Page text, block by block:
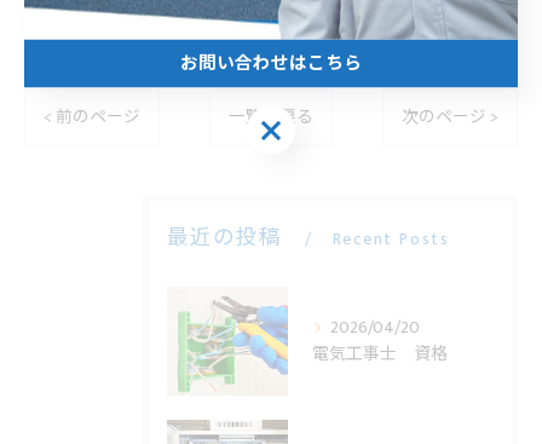
----------------------------------------------------------------------
< 前のページ 一覧に戻る 次のページ >
最近の投稿 Recent Posts
2026/04/20
電気工事士 資格
お問い合わせはこちら
お問い合わせはこちら